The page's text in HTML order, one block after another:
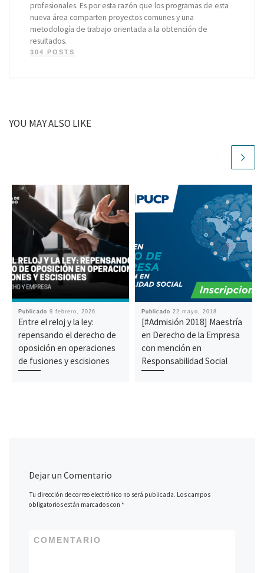
profesionales. Es por esta razón que los programas de esta
nueva área comparten proyectos comunes y una
metodología de trabajo orientada a la obtención de
resultados.
304 POSTS
YOU MAY ALSO LIKE
Publicado 9 febrero, 2026
Entre el reloj y la ley:
repensando el derecho de
oposición en operaciones
de fusiones y escisiones
Publicado 22 mayo, 2018
[#Admisión 2018] Maestría
en Derecho de la Empresa
con mención en
Responsabilidad Social
Dejar un Comentario
Tu dirección de correo electrónico no será publicada. Los campos
obligatorios están marcados con*
COMENTARIO